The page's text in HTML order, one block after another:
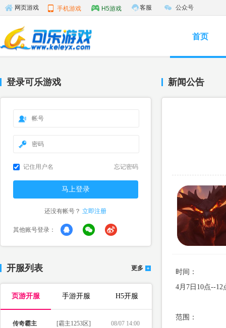
网页游戏 手机游戏 H5游戏 客服 公众号
首页
登录可乐游戏
记住用户名 忘记密码
还没有帐号？ 立即注册
其他账号登录：
开服列表 更多
页游开服 手游开服 H5开服
传奇霸主 [霸主1253区] 08/07 14:00
新闻公告
时间：
4月7日10点--12
范围：